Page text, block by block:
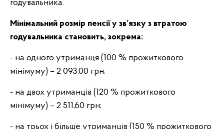
годувальника.
Мінімальний розмір пенсії у зв’язку з втратою
годувальника становить, зокрема:
- на одного утриманця (100 % прожиткового
мінімуму) – 2 093,00 грн;
- на двох утриманців (120 % прожиткового
мінімуму) – 2 511,60 грн;
- на трьох і більше утриманців (150 % прожиткового